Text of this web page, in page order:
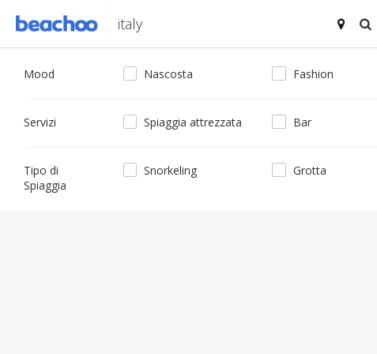
Mood Nascosta Fashion
Servizi Spiaggia attrezzata Bar
Tipo di
Spiaggia
Snorkeling Grotta